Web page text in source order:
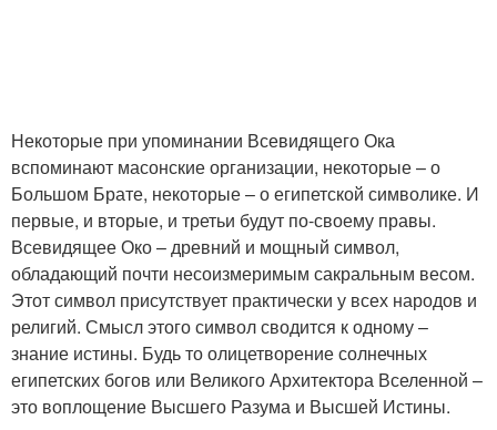
Некоторые при упоминании Всевидящего Ока
вспоминают масонские организации, некоторые – о
Большом Брате, некоторые – о египетской символике. И
первые, и вторые, и третьи будут по-своему правы.
Всевидящее Око – древний и мощный символ,
обладающий почти несоизмеримым сакральным весом.
Этот символ присутствует практически у всех народов и
религий. Смысл этого символ сводится к одному –
знание истины. Будь то олицетворение солнечных
египетских богов или Великого Архитектора Вселенной –
это воплощение Высшего Разума и Высшей Истины.